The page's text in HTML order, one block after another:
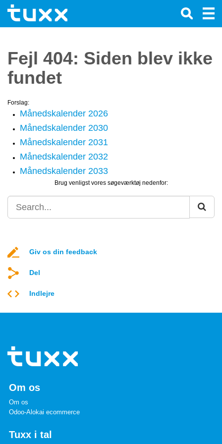
Fejl 404: Siden blev ikke
fundet
Forslag:
Månedskalender 2026
Månedskalender 2030
Månedskalender 2031
Månedskalender 2032
Månedskalender 2033
Brug venligst vores søgeværktøj nedenfor:
Giv os din feedback
Del
Indlejre
Om os
Om os
Odoo-Alokai ecommerce
Tuxx i tal